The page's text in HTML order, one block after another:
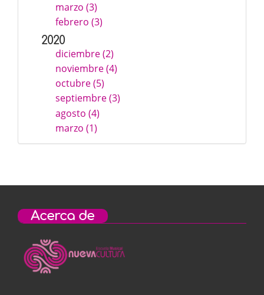
marzo (3)
febrero (3)
2020
diciembre (2)
noviembre (4)
octubre (5)
septiembre (3)
agosto (4)
marzo (1)
Acerca de